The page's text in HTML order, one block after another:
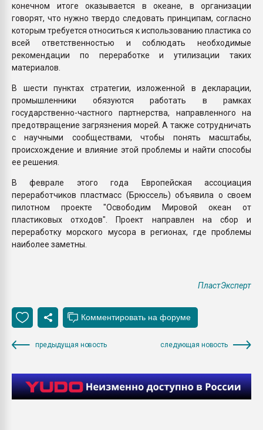
конечном итоге оказывается в океане, в организации
говорят, что нужно твердо следовать принципам, согласно
которым требуется относиться к использованию пластика со
всей ответственностью и соблюдать необходимые
рекомендации по переработке и утилизации таких
материалов.
В шести пунктах стратегии, изложенной в декларации,
промышленники обязуются работать в рамках
государственно-частного партнерства, направленного на
предотвращение загрязнения морей. А также сотрудничать
с научными сообществами, чтобы понять масштабы,
происхождение и влияние этой проблемы и найти способы
ее решения.
В феврале этого года Европейская ассоциация
переработчиков пластмасс (Брюссель) объявила о своем
пилотном проекте "Освободим Мировой океан от
пластиковых отходов". Проект направлен на сбор и
переработку морского мусора в регионах, где проблемы
наиболее заметны.
ПластЭксперт
предыдущая новость следующая новость